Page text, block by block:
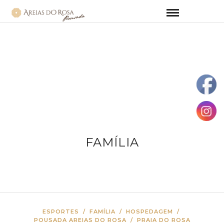
FAMÍLIA
ESPORTES / FAMÍLIA / HOSPEDAGEM
/
POUSADA AREIAS DO ROSA / PRAIA DO ROSA